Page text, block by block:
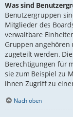
Was sind
Benutzergruppen
Mitglieder des
verwaltbare
Gruppen
zugeteilt werden.
Berechtigungen für
sie zum Beispiel zu
ihnen Zugriff zu
Nach oben